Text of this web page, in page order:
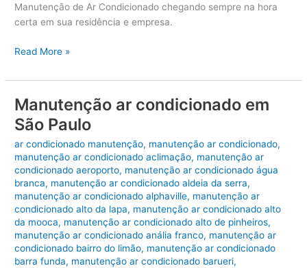
Manutenção de Ar Condicionado chegando sempre na hora
certa em sua residência e empresa.
Manutenção
Condicionado
Read More »
Manutenção ar condicionado em
São Paulo
ar condicionado manutenção, manutenção ar condicionado,
manutenção ar condicionado aclimação, manutenção ar
condicionado aeroporto, manutenção ar condicionado água
branca, manutenção ar condicionado aldeia da serra,
manutenção ar condicionado alphaville, manutenção ar
condicionado alto da lapa, manutenção ar condicionado alto
da mooca, manutenção ar condicionado alto de pinheiros,
manutenção ar condicionado anália franco, manutenção ar
condicionado bairro do limão, manutenção ar condicionado
barra funda, manutenção ar condicionado barueri,